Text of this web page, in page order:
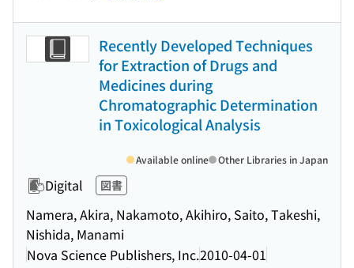
Recently Developed Techniques
for Extraction of Drugs and
Medicines during
Chromatographic Determination
in Toxicological Analysis
Digital 図書
Namera, Akira, Nakamoto, Akihiro, Saito, Takeshi,
Nishida, Manami
Nova Science Publishers, Inc.2010-04-01
Available online Other Libraries in Japan